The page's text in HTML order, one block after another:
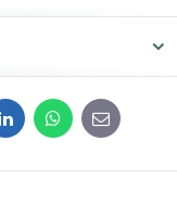
LinkedInWhatsApp
E-
mail